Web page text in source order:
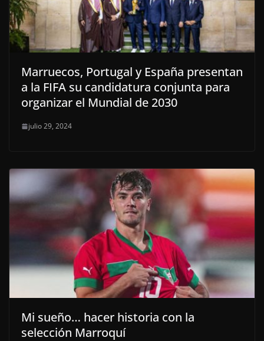
Marruecos, Portugal y España presentan
a la FIFA su candidatura conjunta para
organizar el Mundial de 2030
julio 29, 2024
Mi sueño… hacer historia con la
selección Marroquí